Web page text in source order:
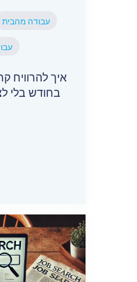
עבודה מהבית
איך להרוויח
בחודש בלי